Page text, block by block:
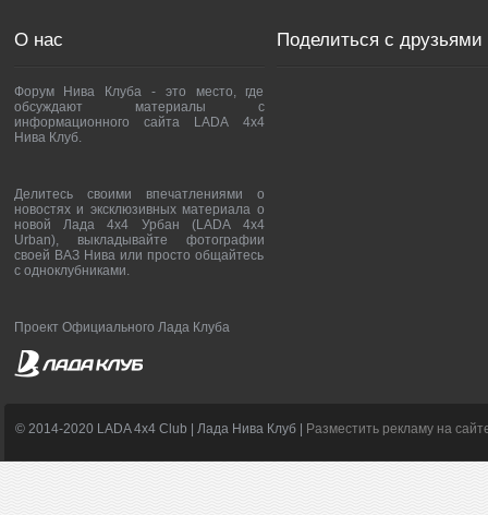
О нас
Форум Нива Клуба - это место, где
обсуждают материалы с
информационного сайта LADA 4x4
Нива Клуб.
Делитесь своими впечатлениями о
новостях и эксклюзивных материала о
новой Лада 4х4 Урбан (LADA 4x4
Urban), выкладывайте фотографии
своей ВАЗ Нива или просто общайтесь
с одноклубниками.
Проект Официального Лада Клуба
Поделиться с друзьями
© 2014-2020 LADA 4x4 Club | Лада Нива Клуб | Разместить рекламу на